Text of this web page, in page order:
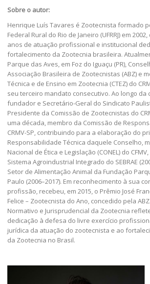
Sobre o autor:
Henrique Luís Tavares é Zootecnista formado
Federal Rural do Rio de Janeiro (UFRRJ) em
anos de atuação profissional e institucional
fortalecimento da Zootecnia brasileira.
Parque das Aves, em Foz do Iguaçu (PR),
Associação Brasileira de Zootecnistas (ABZ) e
Técnica e de Ensino em Zootecnia (CTEZ) do
seu terceiro mandato consecutivo. Ao longo da
fundador e Secretário-Geral do Sindicato
Presidente da Comissão de Zootecnistas do
uma década, membro da Comissão de
CRMV-SP, contribuindo para a elaboração do
Responsabilidade Técnica daquele Conselho,
Nacional de Ética e Legislação (CONEL) do
Sistema Agroindustrial Integrado do SEBRAE
Setor de Alimentação Animal da Fundação
Paulo (2006–2017). Em reconhecimento à sua
profissão, recebeu, em 2015, o Prêmio José
Felice – Zootecnista do Ano, concedido pela
Normativo e Jurisprudencial da Zootecnia
dedicação à defesa do livre exercício
jurídica da atuação do zootecnista e ao
da Zootecnia no Brasil.